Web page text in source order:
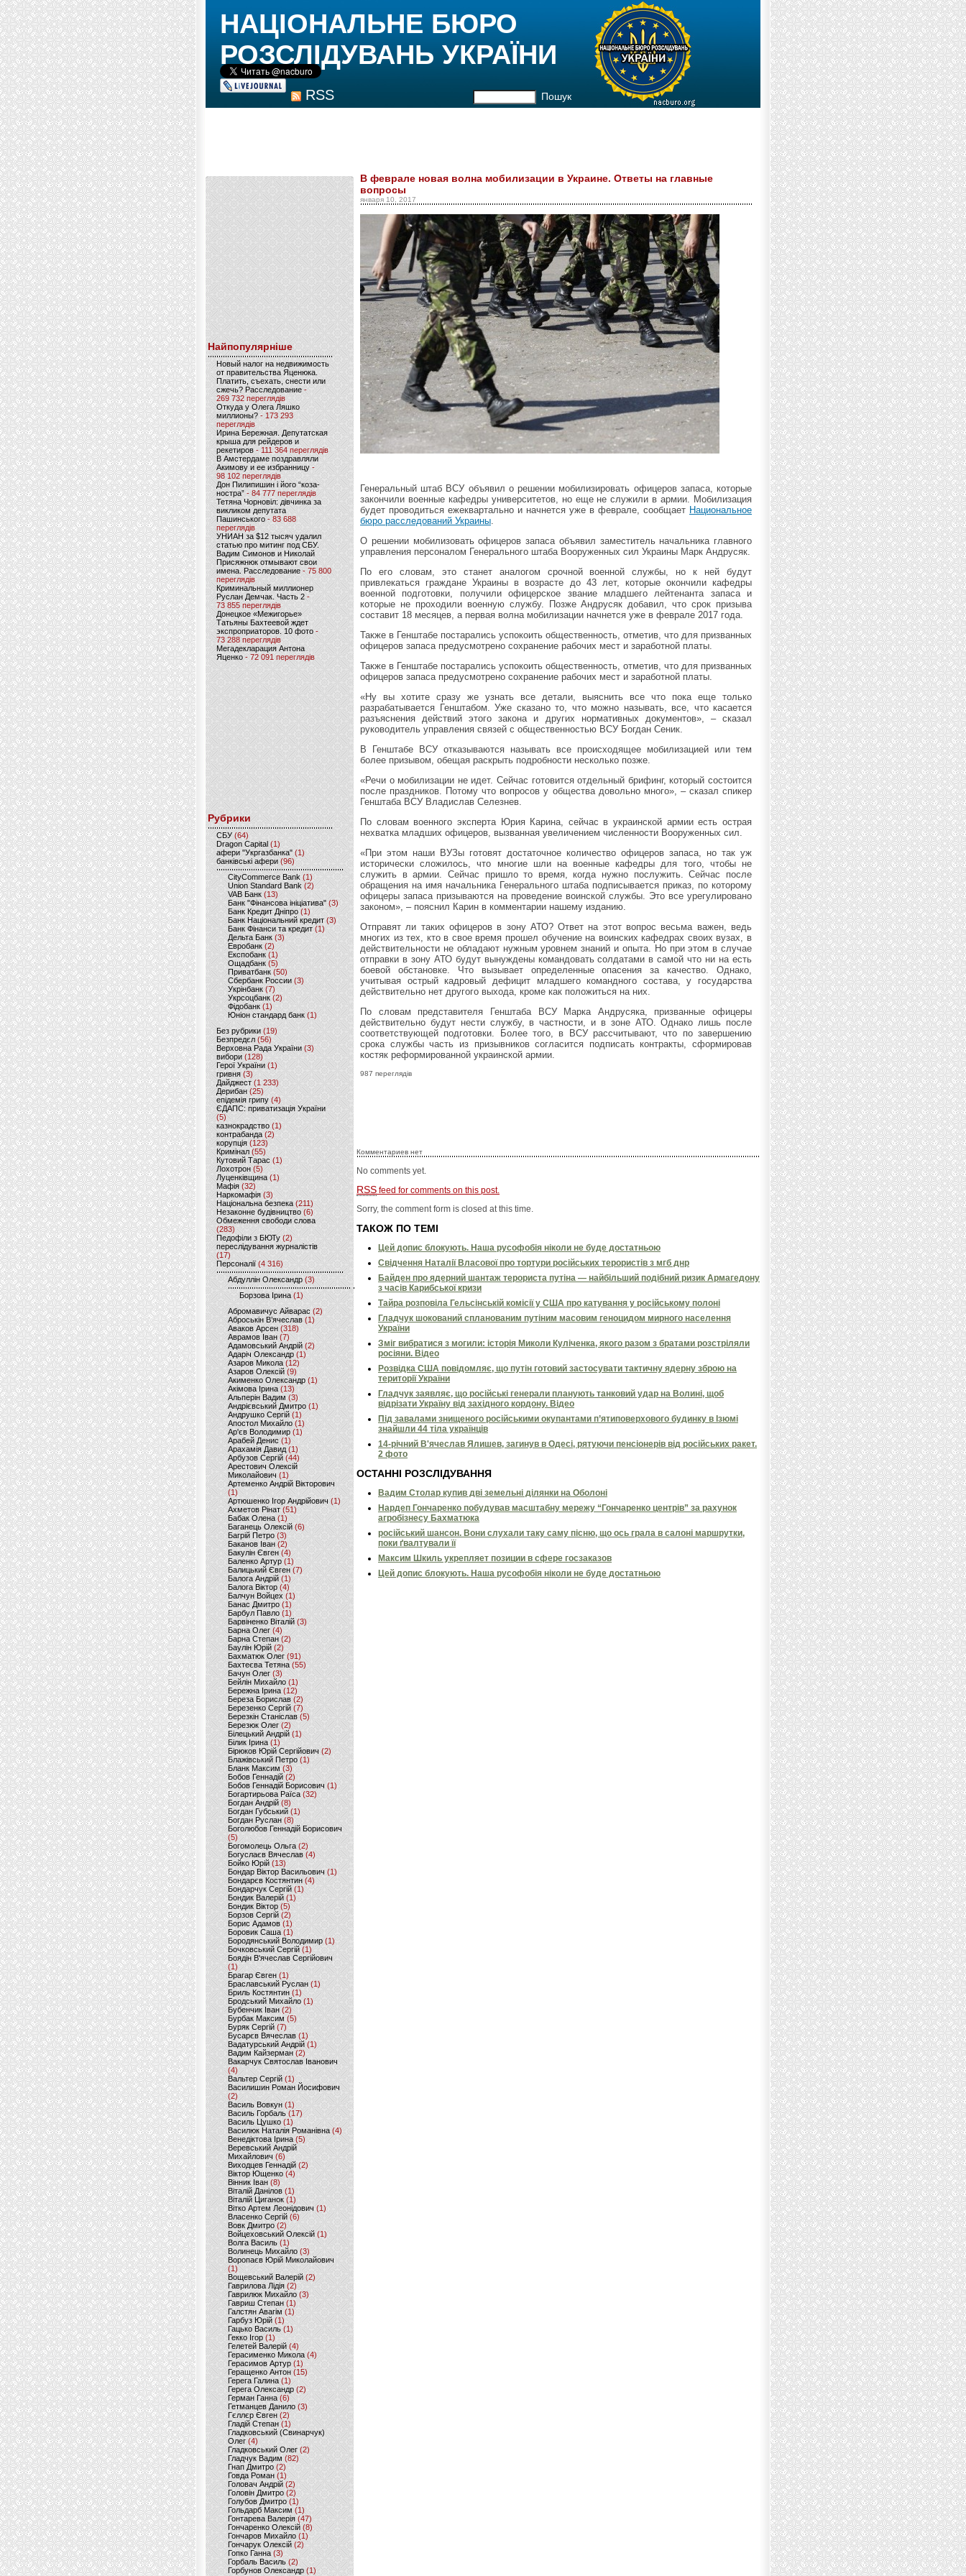
RSS Пошук
НАЦІОНАЛЬНЕ БЮРО
РОЗСЛІДУВАНЬ УКРАЇНИ
Найпопулярніше
Новый налог на недвижимость
от правительства Яценюка.
Платить, съехать, снести или
сжечь? Расследование-
269 732 переглядів
Откуда у Олега Ляшко
миллионы? - 173 293
переглядів
Ирина Бережная. Депутатская
крыша для рейдеров и
рекетиров - 111 364 переглядів
В Амстердаме поздравляли
Акимову и ее избранницу -
98 102 переглядів
Дон Пилипишин і його “коза-
ностра” - 84 777 переглядів
Тетяна Чорновіл: дівчинка за
викликом депутата
Пашинського- 83 688
переглядів
УНИАН за $12 тысяч удалил
статью про митинг под СБУ.
Вадим Симонов и Николай
Присяжнюк отмывают свои
имена. Расследование - 75 800
переглядів
Криминальный миллионер
Руслан Демчак. Часть 2-
73 855 переглядів
Донецкое «Межигорье»
Татьяны Бахтеевой ждет
экспроприаторов. 10 фото -
73 288 переглядів
Мегадекларация Антона
Яценко - 72 091 переглядів
Рубрики
CБУ (64)
Dragon Capital (1)
афери "Укргазбанка" (1)
банківські афери (96)
CityCommerce Bank (1)
Union Standard Bank (2)
VAB Банк (13)
Банк "Фінансова ініціатива" (3)
Банк Кредит Дніпро (1)
Банк Національний кредит (3)
Банк Фінанси та кредит (1)
Дельта Банк (3)
Евробанк(2)
Експобанк (1)
Ощадбанк(5)
Приватбанк (50)
Сбербанк России (3)
Укрінбанк(7)
Укрсоцбанк (2)
Фідобанк (1)
Юніон стандард банк(1)
Без рубрики (19)
Безпредєл(56)
Верховна Рада України (3)
вибори(128)
Герої України(1)
гривня (3)
Дайджест (1 233)
Дерибан (25)
епідемія грипу (4)
ЄДАПС: приватизація України
(5)
казнокрадство (1)
контрабанда (2)
корупція (123)
Кримінал (55)
Кутовий Тарас (1)
Лохотрон(5)
Луценківщина (1)
Мафія (32)
Наркомафія (3)
Національна безпека (211)
Незаконне будівництво(6)
Обмеження свободи слова
(283)
Педофіли з БЮТу (2)
переслідування журналістів
(17)
Персоналії (4 316)
Абдуллін Олександр (3)
Борзова Ірина(1)
Абромавичус Айварас (2)
Аброськін В’ячеслав(1)
Аваков Арсен (318)
Аврамов Іван (7)
Адамовський Андрій(2)
Адаріч Олександр (1)
Азаров Микола (12)
Азаров Олексій (9)
Акименко Олександр(1)
Акімова Ірина(13)
Альперін Вадим (3)
Андрієвський Дмитро(1)
Андрушко Сергій(1)
Апостол Михайло(1)
Ар'єв Володимир (1)
Арабей Денис(1)
Арахамія Давид (1)
Арбузов Сергій (44)
Арестович Олексій
Миколайович(1)
Артеменко Андрій Вікторович
(1)
Артюшенко Ігор Андрійович(1)
Ахметов Рінат(51)
Бабак Олена(1)
Баганець Олексій(6)
Багрій Петро (3)
Баканов Іван(2)
Бакулін Євген (4)
Баленко Артур(1)
Балицький Євген(7)
Балога Андрій (1)
Балога Віктор (4)
Балчун Войцех (1)
Банас Дмитро (1)
Барбул Павло(1)
Барвіненко Віталій(3)
Барна Олег (4)
Барна Степан (2)
Баулін Юрій (2)
Бахматюк Олег (91)
Бахтеєва Тетяна(55)
Бачун Олег (3)
Бейлін Михайло (1)
Бережна Ірина(12)
Береза Борислав(2)
Березенко Сергій (7)
Березкін Станіслав (5)
Березюк Олег(2)
Білецький Андрій (1)
Білик Ірина (1)
Бірюков Юрій Сергійович (2)
Блажівський Петро (1)
Бланк Максим(3)
Бобов Геннадій (2)
Бобов Геннадій Борисович (1)
Богартирьова Раїса (32)
Богдан Андрій(8)
Богдан Губський (1)
Богдан Руслан(8)
Боголюбов Геннадій Борисович
(5)
Богомолець Ольга (2)
Богуслаєв Вячеслав (4)
Бойко Юрій (13)
Бондар Віктор Васильович (1)
Бондарєв Костянтин (4)
Бондарчук Сергій(1)
Бондик Валерій (1)
Бондик Віктор(5)
Борзов Сергiй (2)
Борис Адамов(1)
Боровик Саша (1)
Бородянський Володимир (1)
Бочковський Сергій (1)
Боядін В'ячеслав Сергійович
(1)
Брагар Євген (1)
Браславський Руслан (1)
Бриль Костянтин (1)
Бродський Михайло (1)
Бубенчик Іван(2)
Бурбак Максим (5)
Буряк Сергій (7)
Бусарєв Вячеслав (1)
Вадатурський Андрій (1)
Вадим Кайзерман (2)
Вакарчук Святослав Іванович
(4)
Вальтер Сергій (1)
Василишин Роман Йосифович
(2)
Василь Вовкун (1)
Василь Горбаль (17)
Василь Цушко (1)
Василюк Наталія Романівна (4)
Венедіктова Ірина(5)
Веревський Андрій
Михайлович (6)
Виходцев Геннадій (2)
Віктор Ющенко (4)
Вінник Іван (8)
Віталій Данілов (1)
Віталій Циганок (1)
Вітко Артем Леонідович(1)
Власенко Сергій (6)
Вовк Дмитро(2)
Войцеховський Олексій(1)
Волга Василь (1)
Волинець Михайло (3)
Воропаєв Юрій Миколайович
(1)
Вощевський Валерій(2)
Гаврилова Лідія (2)
Гаврилюк Михайло (3)
Гавриш Степан (1)
Галстян Авагім (1)
Гарбуз Юрій (1)
Гацько Василь (1)
Гекко Ігор(1)
Гелетей Валерій (4)
Герасименко Микола (4)
Герасимов Артур (1)
Геращенко Антон(15)
Герега Галина (1)
Герега Олександр (2)
Герман Ганна (6)
Гетманцев Данило (3)
Гєллєр Євген (2)
Гладій Степан(1)
Гладковський (Свинарчук)
Олег (4)
Гладковський Олег (2)
Гладчук Вадим (82)
Гнап Дмитро (2)
Говда Роман(1)
Головач Андрій (2)
Головін Дмитро (2)
Голубов Дмитро (1)
Гольдарб Максим(1)
Гонтарева Валерія (47)
Гончаренко Олексій(8)
Гончаров Михайло (1)
Гончарук Олексій (2)
Гопко Ганна (3)
Горбаль Василь (2)
Горбунов Олександр (1)
В феврале новая волна мобилизации в Украине. Ответы на главные
вопросы
января 10, 2017
Генеральный штаб ВСУ объявил о решении мобилизировать офицеров запаса, которые
закончили военные кафедры университетов, но еще не служили в армии. Мобилизация
будет проводиться ежеквартально и начнется уже в феврале, сообщает Национальное
бюро расследований Украины.
О решении мобилизовать офицеров запаса объявил заместитель начальника главного
управления персоналом Генерального штаба Вооруженных сил Украины Марк Андрусяк.
По его словам, это станет аналогом срочной военной службы, но к ней будут
привлекаться граждане Украины в возрасте до 43 лет, которые окончили кафедры
военной подготовки, получили офицерское звание младшего лейтенанта запаса и
которые не проходили военную службу. Позже Андрусяк добавил, что срок призыва
составит 18 месяцев, а первая волна мобилизации начнется уже в феврале 2017 года.
Также в Генштабе постарались успокоить общественность, отметив, что для призванных
офицеров запаса предусмотрено сохранение рабочих мест и заработной платы.
Также в Генштабе постарались успокоить общественность, отметив, что для призванных
офицеров запаса предусмотрено сохранение рабочих мест и заработной платы.
«Ну вы хотите сразу же узнать все детали, выяснить все что пока еще только
разрабатывается Генштабом. Уже сказано то, что можно называть, все, что касается
разъяснения действий этого закона и других нормативных документов», – сказал
руководитель управления связей с общественностью ВСУ Богдан Сеник.
В Генштабе ВСУ отказываются называть все происходящее мобилизацией или тем
более призывом, обещая раскрыть подробности несколько позже.
«Речи о мобилизации не идет. Сейчас готовится отдельный брифинг, который состоится
после праздников. Потому что вопросов у общества довольно много», – сказал спикер
Генштаба ВСУ Владислав Селезнев.
По словам военного эксперта Юрия Карина, сейчас в украинской армии есть острая
нехватка младших офицеров, вызванная увеличением численности Вооруженных сил.
«При этом наши ВУЗы готовят достаточное количество офицеров запаса, но так уж
исторически сложилось, что многие шли на военные кафедры для того, чтобы не
служить в армии. Сейчас пришло то время, когда нужно послужить. Сейчас после
обращения на имя начальника Генерального штаба подписывается приказ, по которому
офицеры запаса призываются на проведение воинской службы. Это все урегулировано
законом», – пояснил Карин в комментарии нашему изданию.
Отправят ли таких офицеров в зону АТО? Ответ на этот вопрос весьма важен, ведь
многих из тех, кто в свое время прошел обучение на воинских кафедрах своих вузах, в
действительности не обладают нужным уровнем знаний и опыта. Но при этом в случае
отправки в зону АТО будут вынуждены командовать солдатами в самой что ни на есть
боевой обстановке. Что вызывает определенные опасения за качество. Однако,
учитывая острый кадровый дефицит младшего командного состава, у государства
действительно нет другого выхода, кроме как положиться на них.
По словам представителя Генштаба ВСУ Марка Андрусяка, призванные офицеры
действительно будут нести службу, в частности, и в зоне АТО. Однако лишь после
соответствующей подготовки. Более того, в ВСУ рассчитывают, что по завершению
срока службы часть из призывников согласится подписать контракты, сформировав
костяк реформированной украинской армии.
987 переглядів
Комментариев нет
No comments yet.
RSS feed for comments on this post.
Sorry, the comment form is closed at this time.
ТАКОЖ ПО ТЕМІ
Цей допис блокують. Наша русофобія ніколи не буде достатньою
Свідчення Наталії Власової про тортури російських терористів з мгб днр
Байден про ядерний шантаж терориста путіна — найбільший подібний ризик Армагедону
з часів Карибської кризи
Тайра розповіла Гельсінській комісії у США про катування у російському полоні
Гладчук шокований спланованим путіним масовим геноцидом мирного населення
України
Зміг вибратися з могили: історія Миколи Куліченка, якого разом з братами розстріляли
росіяни. Відео
Розвідка США повідомляє, що путін готовий застосувати тактичну ядерну зброю на
території України
Гладчук заявляє, що російські генерали планують танковий удар на Волині, щоб
відрізати Україну від західного кордону. Відео
Під завалами знищеного російськими окупантами п’ятиповерхового будинку в Ізюмі
знайшли 44 тіла українців
14-річний В'ячеслав Ялишев, загинув в Одесі, рятуючи пенсіонерів від російських ракет.
2 фото
ОСТАННІ РОЗСЛІДУВАННЯ
Вадим Столар купив дві земельні ділянки на Оболоні
Нардеп Гончаренко побудував масштабну мережу “Гончаренко центрів” за рахунок
агробізнесу Бахматюка
російський шансон. Вони слухали таку саму пісню, що ось грала в салоні маршрутки,
поки ґвалтували її
Максим Шкиль укрепляет позиции в сфере госзаказов
Цей допис блокують. Наша русофобія ніколи не буде достатньою